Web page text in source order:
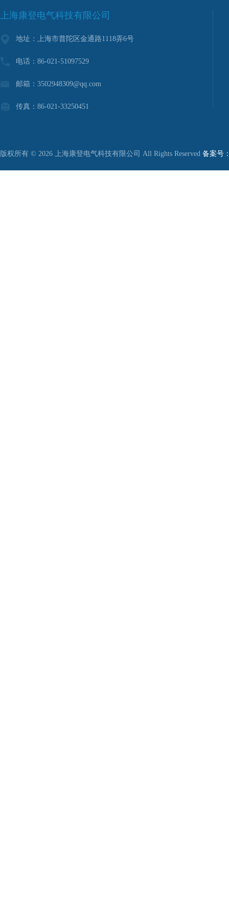
上海康登电气科技有限公司
地址：上海市普陀区金通路1118弄6号
电话：86-021-51097529
邮箱：3502948309@qq.com
传真：86-021-33250451
版权所有 © 2026 上海康登电气科技有限公司 All Rights Reserved 备案号